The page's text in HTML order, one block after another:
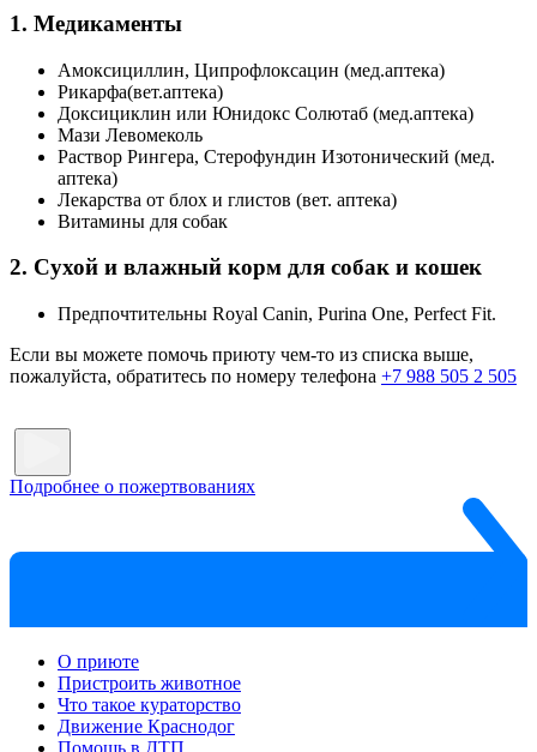
1. Медикаменты
Амоксициллин, Ципрофлоксацин (мед.аптека)
Рикарфа(вет.аптека)
Доксициклин или Юнидокс Солютаб (мед.аптека)
Мази Левомеколь
Раствор Рингера, Стерофундин Изотонический (мед.
аптека)
Лекарства от блох и глистов (вет. аптека)
Витамины для собак
2. Сухой и влажный корм для собак и кошек
Предпочтительны Royal Canin, Purina One, Perfect Fit.
Если вы можете помочь приюту чем-то из списка выше,
пожалуйста, обратитесь по номеру телефона +7 988 505 2 505
Подробнее о пожертвованиях
О приюте
Пристроить животное
Что такое кураторство
Движение Краснодог